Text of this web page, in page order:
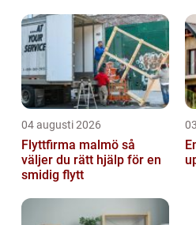
04 augusti 2026
Flyttfirma malmö så
väljer du rätt hjälp för en
smidig flytt